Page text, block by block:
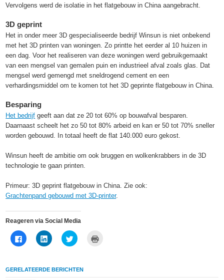
Vervolgens werd de isolatie in het flatgebouw in China aangebracht.
3D geprint
Het in onder meer 3D gespecialiseerde bedrijf Winsun is niet onbekend
met het 3D printen van woningen. Zo printte het eerder al 10 huizen in
een dag. Voor het realiseren van deze woningen werd gebruikgemaakt
van een mengsel van gemalen puin en industrieel afval zoals glas. Dat
mengsel werd gemengd met sneldrogend cement en een
verhardingsmiddel om te komen tot het 3D geprinte flatgebouw in China.
Besparing
Het bedrijf geeft aan dat ze 20 tot 60% op bouwafval besparen.
Daarnaast scheelt het zo 50 tot 80% arbeid en kan er 50 tot 70% sneller
worden gebouwd. In totaal heeft de flat 140.000 euro gekost.
Winsun heeft de ambitie om ook bruggen en wolkenkrabbers in de 3D
technologie te gaan printen.
Primeur: 3D geprint flatgebouw in China. Zie ook:
Grachtenpand gebouwd met 3D-printer.
Reageren via Social Media
Klik
om
Facebook
(Wordt
Klik
om
delen
(Wordt
Klik
om
Twitter
(Wordt
GERELATEERDE BERICHTEN